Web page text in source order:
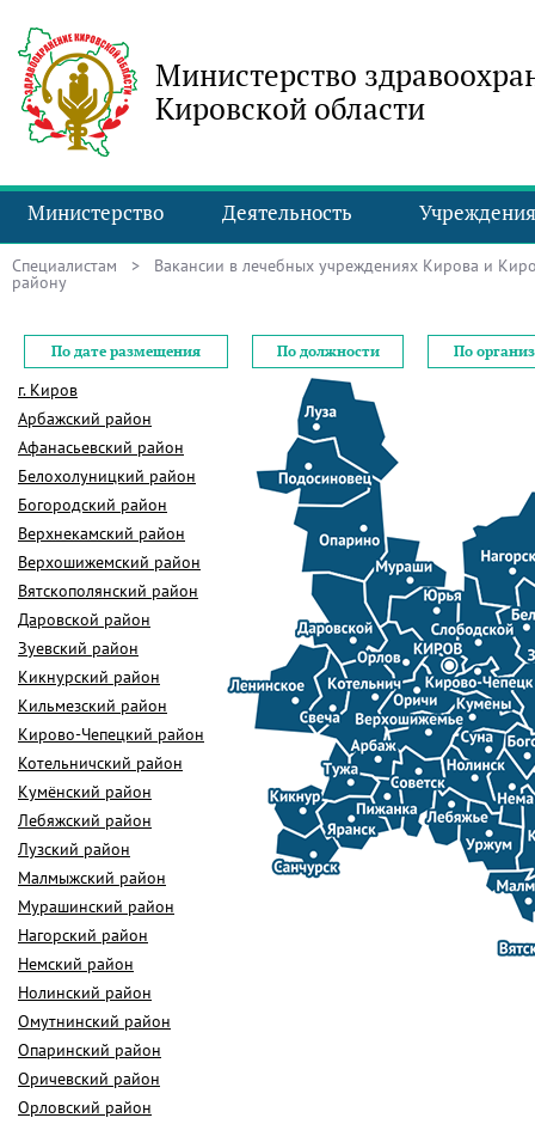
Министерство
Кировской области
Министерство Деятельность Учреждения
Специалистам > Вакансии в лечебных учреждениях Кирова и
району
По дате размещения По должности По
г. Киров
Арбажский район
Афанасьевский район
Белохолуницкий район
Богородский район
Верхнекамский район
Верхошижемский район
Вятскополянский район
Даровской район
Зуевский район
Кикнурский район
Кильмезский район
Кирово-Чепецкий район
Котельничский район
Кумёнский район
Лебяжский район
Лузский район
Малмыжский район
Мурашинский район
Нагорский район
Немский район
Нолинский район
Омутнинский район
Опаринский район
Оричевский район
Орловский район